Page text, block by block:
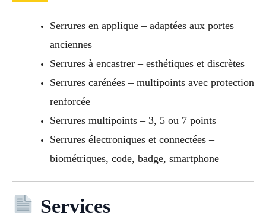
Serrures en applique – adaptées aux portes
anciennes
Serrures à encastrer – esthétiques et discrètes
Serrures carénées – multipoints avec protection
renforcée
Serrures multipoints – 3, 5 ou 7 points
Serrures électroniques et connectées –
biométriques, code, badge, smartphone
Services